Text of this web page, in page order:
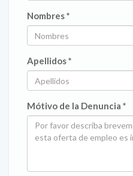
Nombres *
Apellidos *
Mótivo de la Denuncia *